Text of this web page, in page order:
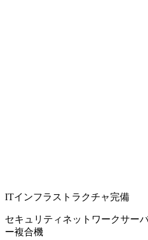
ITインフラストラクチャ完備
セキュリティネットワークサー
ー複合機